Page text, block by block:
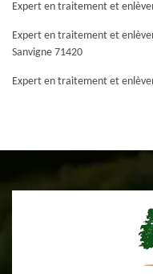
Expert en traitement et
Expert en traitement et
Sanvigne 71420
Expert en traitement et